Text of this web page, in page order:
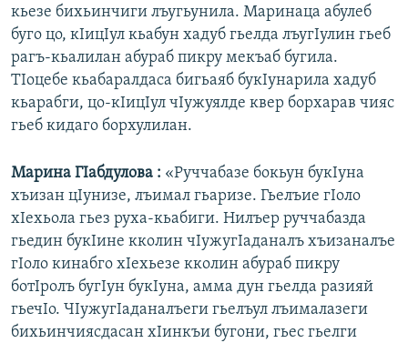
кьезе бихьинчиги лъугьунила. Маринаца абулеб
буго цо, кIицIул кьабун хадуб гьелда лъугIулин гьеб
рагъ-кьалилан абураб пикру мекъаб бугила.
ТIоцебе кьабаралдаса бигьаяб букIунарила хадуб
кьарабги, цо-кIицIул чIужуялде квер борхарав чияс
гьеб кидаго борхулилан.
Марина ГIабдулова : «Руччабазе бокьун букIуна
хъизан цIунизе, лъимал гьаризе. Гьелъие гIоло
хIехьола гьез руха-кьабиги. Нилъер руччабазда
гьедин букIине кколин чIужугIаданалъ хъизаналъе
гIоло кинабго хIехьезе кколин абураб пикру
ботIролъ бугIун букIуна, амма дун гьелда разияй
гьечIо. ЧIужугIаданалъеги гьелъул лъималазеги
бихьинчиясдасан хIинкъи бугони, гьес гьелги